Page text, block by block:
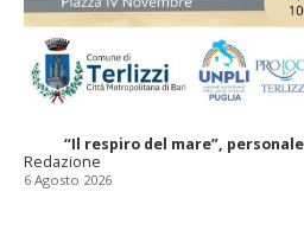
“Il respiro del mare”,
Redazione
6 Agosto 2026